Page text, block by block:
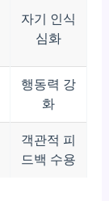
자기 인식
심화
행동력 강
화
객관적 피
드백 수용